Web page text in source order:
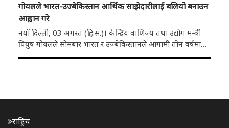
गोयलले भारत-उज्बेकिस्तान आर्थिक साझेदारीलाई बलियो बनाउन
आह्वान गरे
नयाँ दिल्ली, 03 अगस्त (हि.स.)। केन्द्रिय वाणिज्य तथा उद्योग मन्त्री
पियुष गोयलले सोमबार भारत र उज्बेकिस्तानले आगामी तीन वर्षमा
द्विपक्षीय व्यापार दोब्बर बनाउने लक्ष्य राख्नुपर्ने बताएका छन्। खानी,
राष्ट्रिय